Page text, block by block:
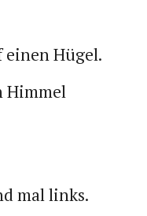
Hügel.
Himmel
mal links.